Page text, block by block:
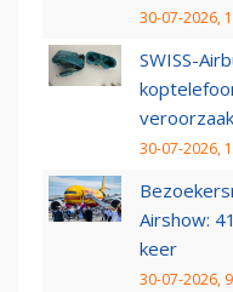
30-07-2026,
SWISS-
30-07-2026,
Airshow:
keer
30-07-2026,